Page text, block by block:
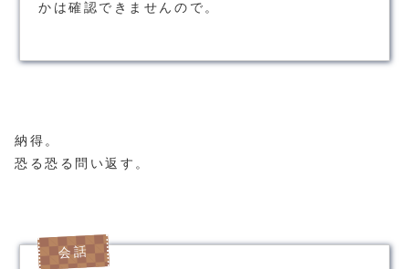
かは確認できませんので。
納得。
恐る恐る問い返す。